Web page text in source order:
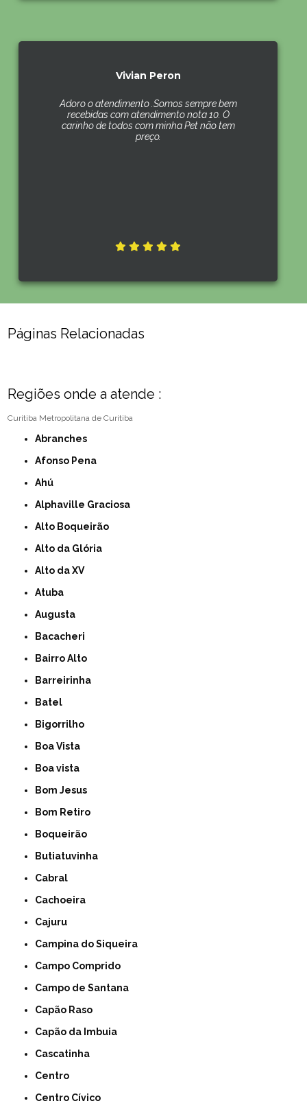
Vivian Peron
Adoro o atendimento .Somos sempre bem
recebidas com atendimento nota 10. O
carinho de todos com minha Pet não tem
preço.
Páginas Relacionadas
Regiões onde a atende :
Curitiba Metropolitana de Curitiba
Abranches
Afonso Pena
Ahú
Alphaville Graciosa
Alto Boqueirão
Alto da Glória
Alto da XV
Atuba
Augusta
Bacacheri
Bairro Alto
Barreirinha
Batel
Bigorrilho
Boa Vista
Boa vista
Bom Jesus
Bom Retiro
Boqueirão
Butiatuvinha
Cabral
Cachoeira
Cajuru
Campina do Siqueira
Campo Comprido
Campo de Santana
Capão Raso
Capão da Imbuia
Cascatinha
Centro
Centro Cívico